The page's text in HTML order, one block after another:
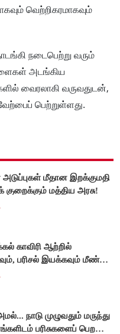
வெற்றிகரமாகவும்
நடைபெற்று வரும்
அடங்கிய
வைரலாகி வருவதுடன்,
பெற்றுள்ளது.
அடுப்புகள் மீதான இறக்குமதி
குறைக்கும் மத்திய அரசு!
காவிரி ஆற்றில்
பரிசல் இயக்கவும் மீண்டும்
- சுற்றுலாப் பயணிகள்
நாடு முழுவதும் மருந்து
பரிசுகளைப் பெற